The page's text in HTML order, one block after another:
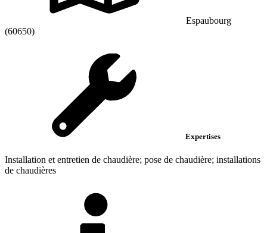
Espaubourg
(60650)
Expertises
Installation et entretien de chaudière; pose de chaudière; installations
de chaudières